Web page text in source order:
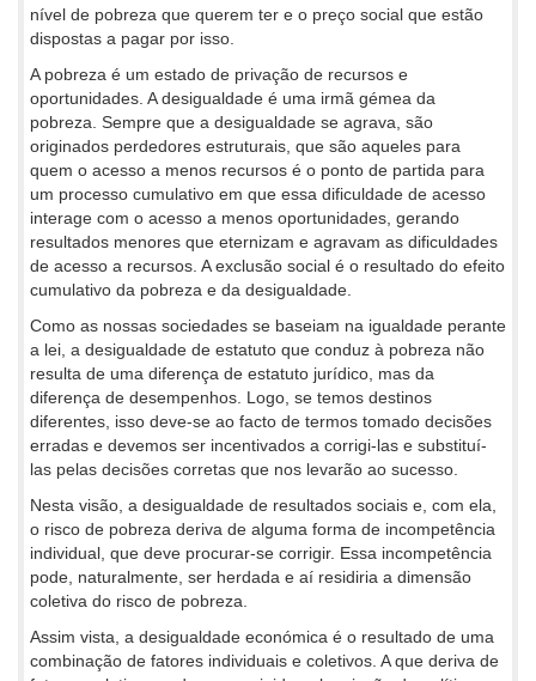
nível de pobreza que querem ter e o preço social que estão
dispostas a pagar por isso.
A pobreza é um estado de privação de recursos e
oportunidades. A desigualdade é uma irmã gémea da
pobreza. Sempre que a desigualdade se agrava, são
originados perdedores estruturais, que são aqueles para
quem o acesso a menos recursos é o ponto de partida para
um processo cumulativo em que essa dificuldade de acesso
interage com o acesso a menos oportunidades, gerando
resultados menores que eternizam e agravam as dificuldades
de acesso a recursos. A exclusão social é o resultado do efeito
cumulativo da pobreza e da desigualdade.
Como as nossas sociedades se baseiam na igualdade perante
a lei, a desigualdade de estatuto que conduz à pobreza não
resulta de uma diferença de estatuto jurídico, mas da
diferença de desempenhos. Logo, se temos destinos
diferentes, isso deve-se ao facto de termos tomado decisões
erradas e devemos ser incentivados a corrigi-las e substituí-
las pelas decisões corretas que nos levarão ao sucesso.
Nesta visão, a desigualdade de resultados sociais e, com ela,
o risco de pobreza deriva de alguma forma de incompetência
individual, que deve procurar-se corrigir. Essa incompetência
pode, naturalmente, ser herdada e aí residiria a dimensão
coletiva do risco de pobreza.
Assim vista, a desigualdade económica é o resultado de uma
combinação de fatores individuais e coletivos. A que deriva de